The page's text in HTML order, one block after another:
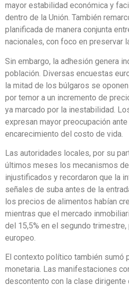
mayor estabilidad económica y
dentro de la Unión. También
planificada de manera conjunta
nacionales, con foco en preservar
Sin embargo, la adhesión genera
población. Diversas encuestas
la mitad de los búlgaros se
por temor a un incremento de
ya marcado por la inestabilidad.
expresan mayor preocupación
encarecimiento del costo de vida.
Las autoridades locales, por su
últimos meses los mecanismos
injustificados y recordaron que la
señales de suba antes de la
los precios de alimentos habían
mientras que el mercado
del 15,5% en el segundo
europeo.
El contexto político también sumó
monetaria. Las manifestaciones
descontento con la clase dirigente